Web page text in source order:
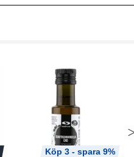
Köp 3 - spara 9%